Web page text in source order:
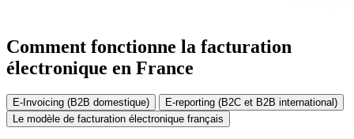
Comment fonctionne la facturation
électronique en France
E-Invoicing (B2B domestique)
E-reporting (B2C et B2B international)
Le modèle de facturation électronique français